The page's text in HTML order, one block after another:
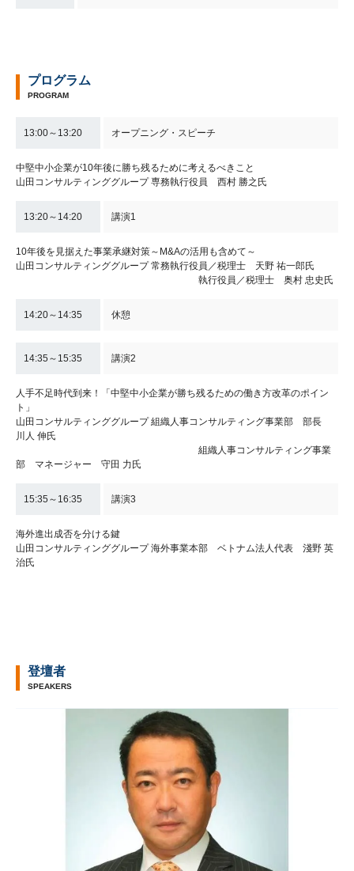
プログラム
PROGRAM
13:00～13:20 オープニング・スピーチ
中堅中小企業が10年後に勝ち残るために考えるべきこと
山田コンサルティンググループ 専務執行役員 西村 勝之氏
13:20～14:20 講演1
10年後を見据えた事業承継対策～M&Aの活用も含めて～
山田コンサルティンググループ 常務執行役員／税理士 天野 祐一郎氏
執行役員／税理士 奥村 忠史氏
14:20～14:35 休憩
14:35～15:35 講演2
人手不足時代到来！「中堅中小企業が勝ち残るための働き方改革のポイン
ト」
山田コンサルティンググループ 組織人事コンサルティング事業部 部長
川人 伸氏
組織人事コンサルティング事業
部 マネージャー 守田 力氏
15:35～16:35 講演3
海外進出成否を分ける鍵
山田コンサルティンググループ 海外事業本部 ベトナム法人代表 淺野 英
治氏
登壇者
SPEAKERS